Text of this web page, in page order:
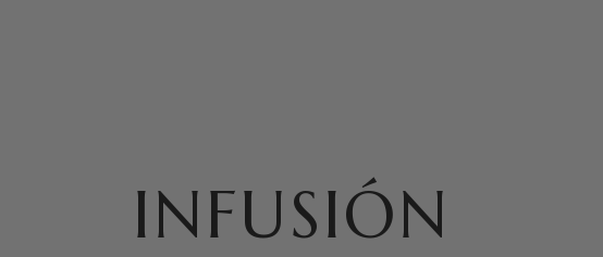
INFUSIÓN